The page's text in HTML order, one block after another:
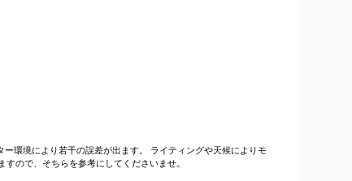
環境により若干の誤差が出ます。 ライティングや天候によりモ
ので、そちらを参考にしてくださいませ。